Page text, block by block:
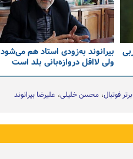
بیرانوند به‌زودی استاد هم می‌شود
ولی لااقل دروازه‌بانی بلد است
فوتبال محسن خلیلی علیرضا بیرانوند